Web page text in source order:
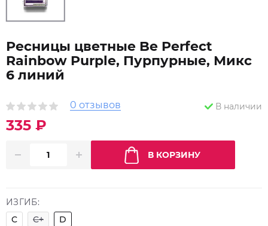
0 отзывов В наличии
Ресницы цветные Be Perfect
Rainbow Purple, Пурпурные, Микс
6 линий
335 ₽
В КОРЗИНУ
ИЗГИБ:
C
C+ D